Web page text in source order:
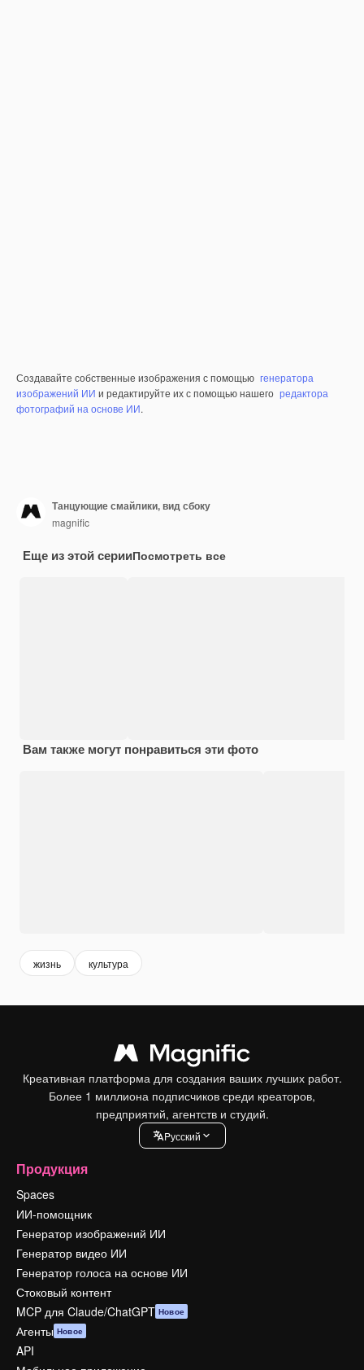
Создавайте собственные изображения с помощью генератора
изображений ИИ и редактируйте их с помощью нашего редактора
фотографий на основе ИИ.
Танцующие смайлики, вид сбоку
magnific
Еще из этой серииПосмотреть все
Вам также могут понравиться эти фото
жизнь культура
Креативная платформа для создания ваших лучших работ.
Более 1 миллиона подписчиков среди креаторов,
предприятий, агентств и студий.
Pусский
Продукция
Spaces
ИИ-помощник
Генератор изображений ИИ
Генератор видео ИИ
Генератор голоса на основе ИИ
Стоковый контент
MCP для Claude/ChatGPT Новое
Агенты Новое
API